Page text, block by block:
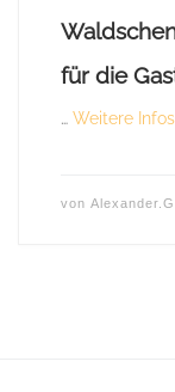
für die
… Weitere Infos
von Alexander.G